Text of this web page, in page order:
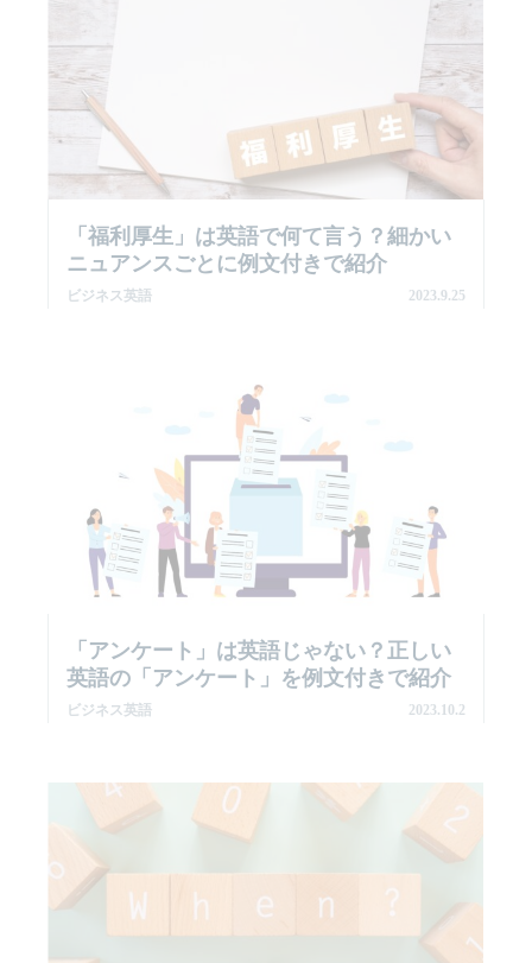
「福利厚生」は英語で何て言う？細かい
ニュアンスごとに例文付きで紹介
ビジネス英語 2023.9.25
「アンケート」は英語じゃない？正しい
英語の「アンケート」を例文付きで紹介
ビジネス英語 2023.10.2